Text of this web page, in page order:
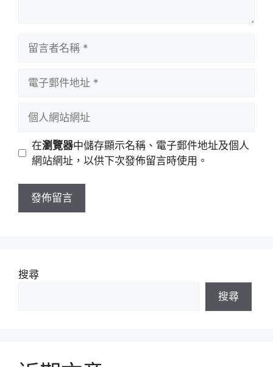
址
站
址
在瀏覽器中儲存顯示名稱、電子郵件地址及個人
網站網址，以供下次發佈留言時使用。
搜尋
搜尋